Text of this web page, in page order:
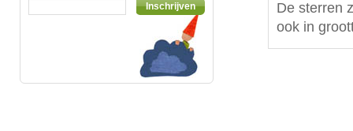
De sterren
ook in
Inschrijven